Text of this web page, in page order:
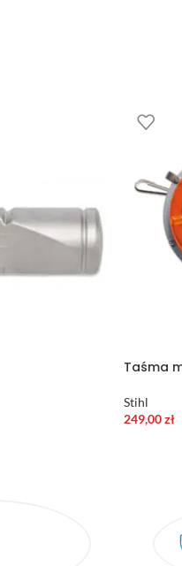
Taśma
Stihl
249,00zł